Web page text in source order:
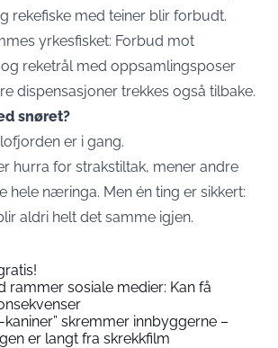
rekefiske med teiner blir forbudt.
yrkesfisket: Forbud mot
reketrål med oppsamlingsposer
dispensasjoner trekkes også tilbake.
snøret?
er i gang.
hurra for strakstiltak, mener andre
hele næringa. Men én ting er sikkert:
aldri helt det samme igjen.
rammer sosiale medier: Kan få
kaniner” skremmer innbyggerne –
er langt fra skrekkfilm